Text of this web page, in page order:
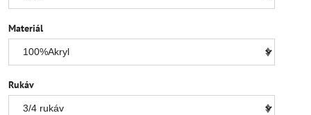
Materiál
Rukáv